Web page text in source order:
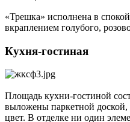
«Трешка» исполнена в
вкраплением голубого,
Кухня-гостиная
Площадь кухни-гостиной
выложены паркетной
цвет. В отделке ни один